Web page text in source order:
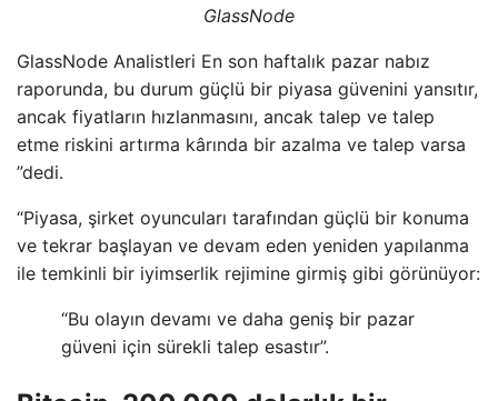
GlassNode
GlassNode Analistleri En son haftalık pazar nabız
raporunda, bu durum güçlü bir piyasa güvenini yansıtır,
ancak fiyatların hızlanmasını, ancak talep ve talep
etme riskini artırma kârında bir azalma ve talep varsa
”dedi.
“Piyasa, şirket oyuncuları tarafından güçlü bir konuma
ve tekrar başlayan ve devam eden yeniden yapılanma
ile temkinli bir iyimserlik rejimine girmiş gibi görünüyor:
“Bu olayın devamı ve daha geniş bir pazar
güveni için sürekli talep esastır”.